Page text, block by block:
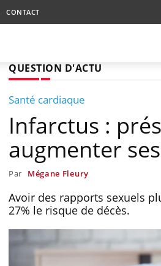
CONTACT
QUESTION D'ACTU
Santé cardiaque
Infarctus :
augmenter
Par Mégane Fleury
Avoir des rapports sexuels
27% le risque de décès.